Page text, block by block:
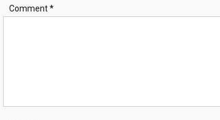
Comment*